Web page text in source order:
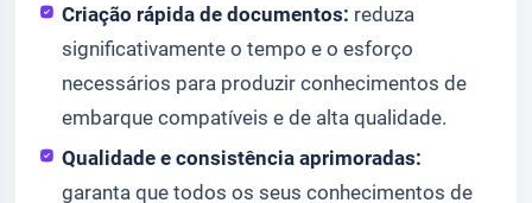
Criação rápida de documentos: reduza
significativamente o tempo e o esforço
necessários para produzir conhecimentos de
embarque compatíveis e de alta qualidade.
Qualidade e consistência aprimoradas:
garanta que todos os seus conhecimentos de